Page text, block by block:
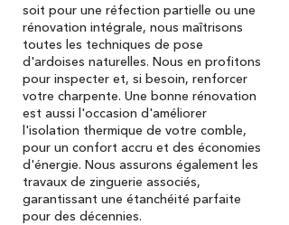
soit pour une réfection partielle ou une
rénovation intégrale, nous maîtrisons
toutes les techniques de pose
d'ardoises naturelles. Nous en profitons
pour inspecter et, si besoin, renforcer
votre charpente. Une bonne rénovation
est aussi l'occasion d'améliorer
l'isolation thermique de votre comble,
pour un confort accru et des économies
d'énergie. Nous assurons également les
travaux de zinguerie associés,
garantissant une étanchéité parfaite
pour des décennies.